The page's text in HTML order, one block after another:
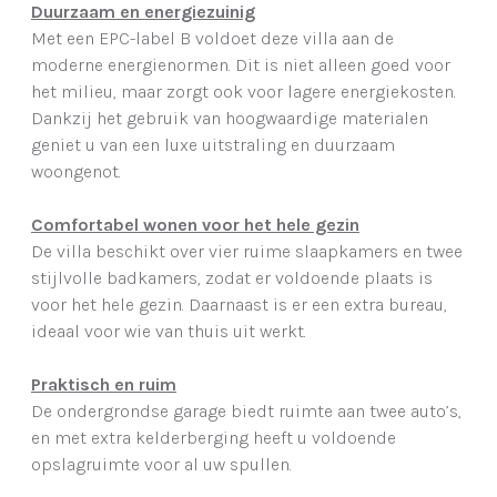
Duurzaam en energiezuinig
Met een EPC-label B voldoet deze villa aan de
moderne energienormen. Dit is niet alleen goed voor
het milieu, maar zorgt ook voor lagere energiekosten.
Dankzij het gebruik van hoogwaardige materialen
geniet u van een luxe uitstraling en duurzaam
woongenot.
Comfortabel wonen voor het hele gezin
De villa beschikt over vier ruime slaapkamers en twee
stijlvolle badkamers, zodat er voldoende plaats is
voor het hele gezin. Daarnaast is er een extra bureau,
ideaal voor wie van thuis uit werkt.
Praktisch en ruim
De ondergrondse garage biedt ruimte aan twee auto’s,
en met extra kelderberging heeft u voldoende
opslagruimte voor al uw spullen.